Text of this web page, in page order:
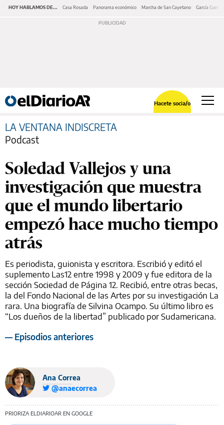
HOY HABLAMOS DE... Casa Rosada Panorama económico Marcha de San Cayetano García Cuerva
Hacete socia/o
LA VENTANA INDISCRETA
Podcast
Soledad Vallejos y una
investigación que muestra
que el mundo libertario
empezó hace mucho tiempo
atrás
Es periodista, guionista y escritora. Escribió y editó el
suplemento Las12 entre 1998 y 2009 y fue editora de la
sección Sociedad de Página 12. Recibió, entre otras becas,
la del Fondo Nacional de las Artes por su investigación La
rara. Una biografía de Silvina Ocampo. Su último libro es
“Los dueños de la libertad” publicado por Sudamericana.
— Episodios anteriores
Ana Correa
@anaecorrea
PRIORIZA ELDIARIOAR EN GOOGLE